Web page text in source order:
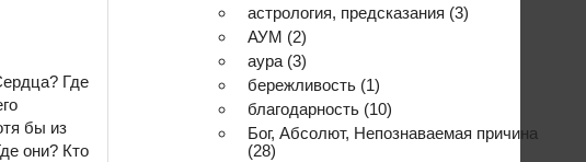
Где
бы из
они? Кто
астрология, предсказания (3)
АУМ (2)
аура (3)
бережливость (1)
благодарность (10)
Бог, Абсолют, Непознаваемая причина
(28)